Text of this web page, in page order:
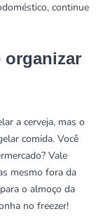
continue
organizar
a cerveja, mas o
comida. Você
Vale
mesmo fora da
o almoço da
no freezer!